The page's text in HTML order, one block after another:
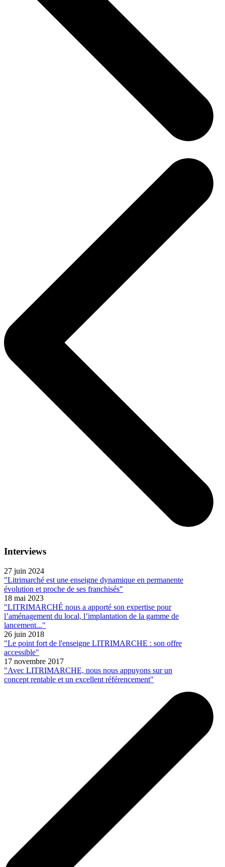
Interviews
27 juin 2024
"Litrimarché est une enseigne dynamique en permanente
évolution et proche de ses franchisés"
18 mai 2023
"LITRIMARCHÉ nous a apporté son expertise pour
l’aménagement du local, l’implantation de la gamme de
lancement..."
26 juin 2018
"Le point fort de l'enseigne LITRIMARCHE : son offre
accessible"
17 novembre 2017
"Avec LITRIMARCHE, nous nous appuyons sur un
concept rentable et un excellent référencement"